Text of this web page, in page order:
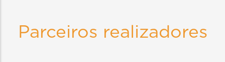
Parceiros realizadores